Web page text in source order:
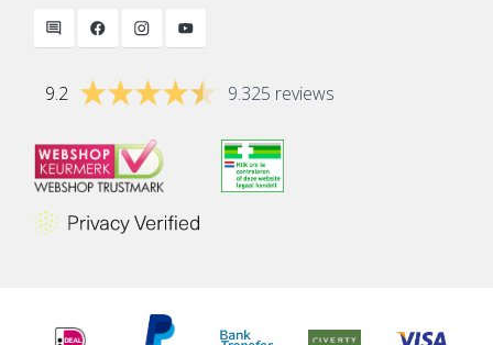
9.2 9.325 reviews